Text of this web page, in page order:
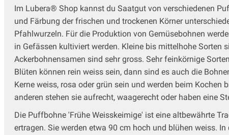
Im Lubera® Shop kannst du Saatgut von verschiedenen
und Färbung der frischen und trockenen Körner
Pfahlwurzeln. Für die Produktion von Gemüsebohnen
in Gefässen kultiviert werden. Kleine bis mittelhohe Sorten
Ackerbohnensamen sind sehr gross. Sehr feinkörnige
Blüten können rein weiss sein, dann sind es auch die
Kerne weiss, rosa oder grün sein und werden beim
anderen stehen sie aufrecht, waagerecht oder haben eine
Die Puffbohne 'Frühe Weisskeimige' ist eine altbewährte
ertragen. Sie werden etwa 90 cm hoch und blühen weiss.